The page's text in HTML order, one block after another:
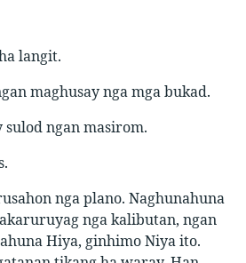
langit.
maghusay nga mga bukad.
ngan masirom.
nga plano. Naghunahuna
nga kalibutan, ngan
Hiya, ginhimo Niya ito.